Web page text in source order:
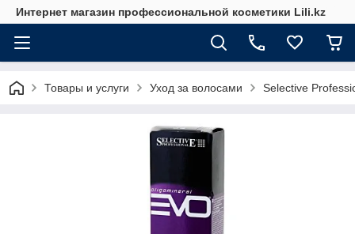
Интернет магазин профессиональной косметики Lili.kz
Товары и услуги Уход за волосами Selective